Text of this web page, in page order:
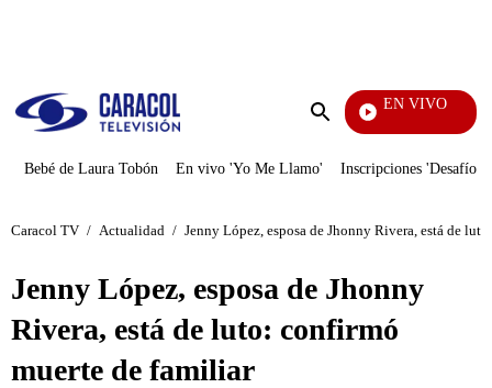
Enviar
EN VIVO
Bebé de Laura Tobón En vivo 'Yo Me Llamo' Inscripciones 'Desafío'
Caracol TV / Actualidad / Jenny López, esposa de Jhonny Rivera, está de
Jenny López, esposa de Jhonny
Rivera, está de luto: confirmó
muerte de familiar